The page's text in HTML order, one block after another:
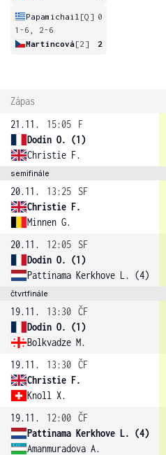
Papamichail [Q] 0
1-6, 2-6
Martincová[2] 2
Zápas
21.11.
15:05
F
Dodin O. (1)
Christie F.
semifinále
20.11. 13:25
SF
Christie F.
Minnen G.
20.11.
12:05
SF
Dodin O. (1)
Pattinama Kerkhove L. (4)
čtvrtfinále
19.11. 13:30 ČF
Dodin O. (1)
Bolkvadze M.
19.11.
13:30 ČF
Christie F.
Knoll X.
19.11.
12:00 ČF
Pattinama Kerkhove L. (4)
Amanmuradova A.